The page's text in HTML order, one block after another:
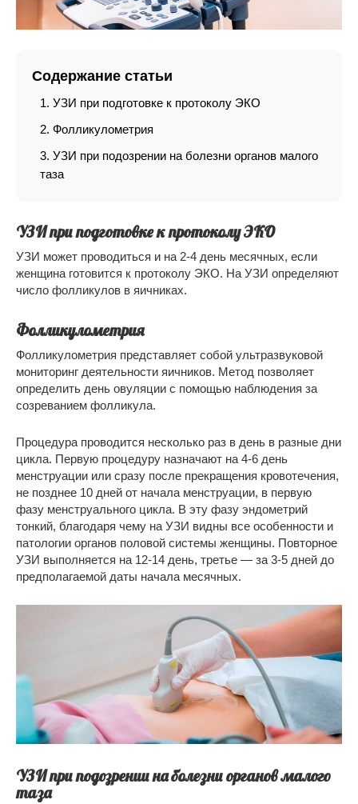
Содержание статьи
УЗИ при подготовке к протоколу ЭКО
Фолликулометрия
УЗИ при подозрении на болезни органов малого
таза
УЗИ при подготовке к протоколу ЭКО
УЗИ может проводиться и на 2-4 день месячных, если
женщина готовится к протоколу ЭКО. На УЗИ определяют
число фолликулов в яичниках.
Фолликулометрия
Фолликулометрия представляет собой ультразвуковой
мониторинг деятельности яичников. Метод позволяет
определить день овуляции с помощью наблюдения за
созреванием фолликула.
Процедура проводится несколько раз в день в разные дни
цикла. Первую процедуру назначают на 4-6 день
менструации или сразу после прекращения кровотечения,
не позднее 10 дней от начала менструации, в первую
фазу менструального цикла. В эту фазу эндометрий
тонкий, благодаря чему на УЗИ видны все особенности и
патологии органов половой системы женщины. Повторное
УЗИ выполняется на 12-14 день, третье — за 3-5 дней до
предполагаемой даты начала месячных.
УЗИ при подозрении на болезни органов малого
таза